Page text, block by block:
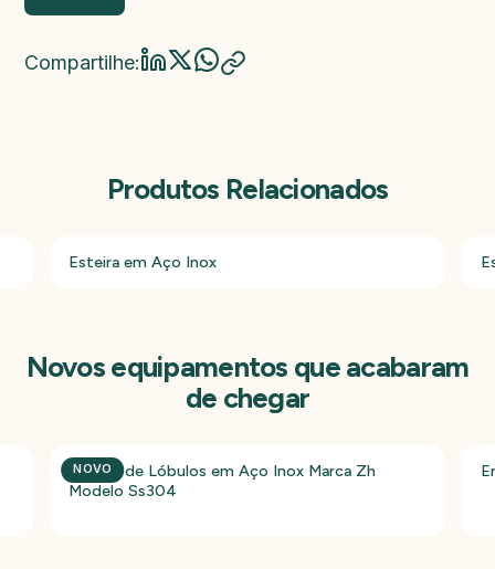
Compartilhe:
Produtos Relacionados
Esteira em Aço Inox
Novos equipamentos que acabaram
de chegar
NOVO
Bomba de Lóbulos em Aço Inox Marca Zh
Modelo Ss304